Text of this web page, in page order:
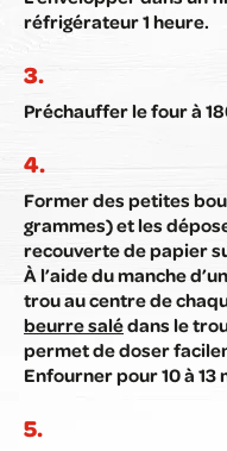
réfrigérateur 1 heure.
Préchauffer le four à
Former des petites
grammes) et les
recouverte de papier
À l’aide du manche
trou au centre de
beurre salédans le
permet de doser
Enfourner pour 10 à 13